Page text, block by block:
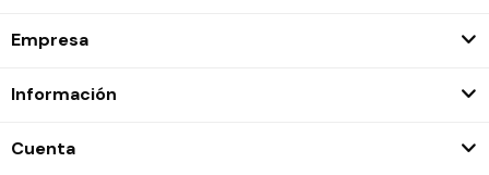
Empresa
Información
Cuenta